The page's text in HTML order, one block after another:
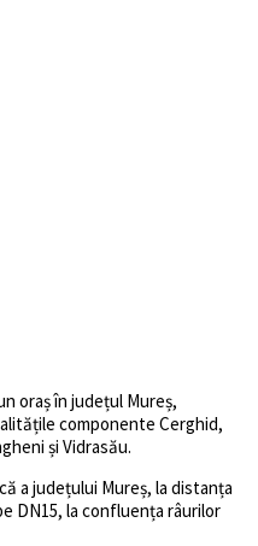
oraș în județul Mureș,
componente Cerghid,
și Vidrasău.
a județului Mureș, la distanța
DN15, la confluența râurilor